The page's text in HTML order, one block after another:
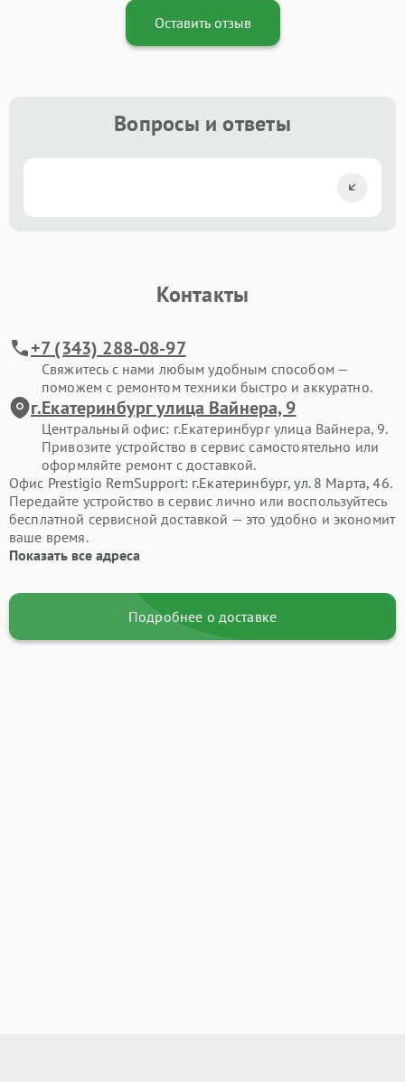
Оставить отзыв
Вопросы и ответы
Контакты
+7 (343) 288-08-97
Свяжитесь с нами любым удобным способом —
поможем с ремонтом техники быстро и аккуратно.
г.Екатеринбург улица Вайнера, 9
Центральный офис: г.Екатеринбург улица Вайнера, 9.
Привозите устройство в сервис самостоятельно или
оформляйте ремонт с доставкой.
Офис Prestigio RemSupport: г.Екатеринбург, ул. 8 Марта, 46.
Передайте устройство в сервис лично или воспользуйтесь
бесплатной сервисной доставкой — это удобно и экономит
ваше время.
Показать все адреса
Подробнее о доставке